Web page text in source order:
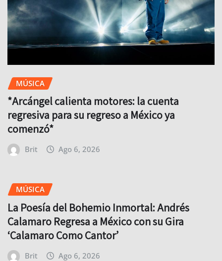
MÚSICA
*Arcángel calienta motores: la cuenta
regresiva para su regreso a México ya
comenzó*
Brit Ago 6, 2026
MÚSICA
La Poesía del Bohemio Inmortal: Andrés
Calamaro Regresa a México con su Gira
‘Calamaro Como Cantor’
Brit Ago 6, 2026